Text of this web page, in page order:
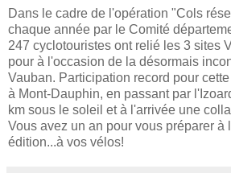
Dans le cadre de l'opération "Cols
chaque année par le Comité
247 cyclotouristes ont relié les 3 sites
pour à l'occasion de la désormais
Vauban. Participation record pour
à Mont-Dauphin, en passant par
km sous le soleil et à l'arrivée une
Vous avez un an pour vous préparer à
édition...à vos vélos!